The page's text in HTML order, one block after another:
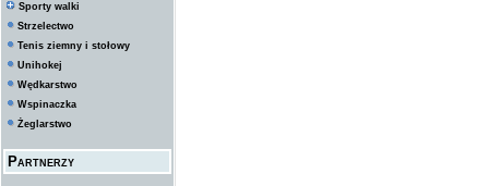
Sporty walki
Strzelectwo
Tenis ziemny i stołowy
Unihokej
Wędkarstwo
Wspinaczka
Żeglarstwo
Partnerzy